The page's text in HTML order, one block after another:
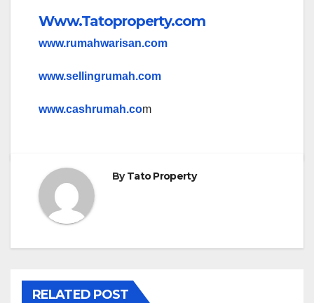
Www.Tatoproperty.com
www.rumahwarisan.com
www.sellingrumah.com
www.cashrumah.com
ByTato Property
RELATED POST